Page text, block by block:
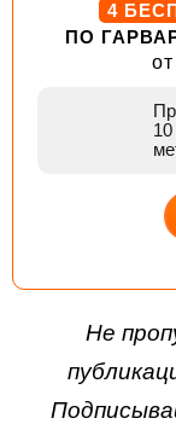
4
ПО
Не